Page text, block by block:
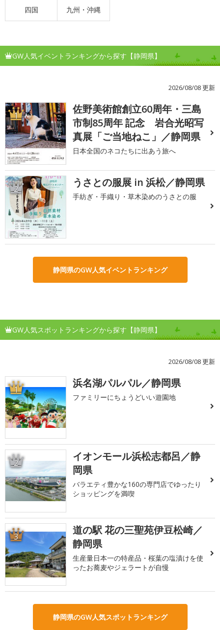
四国 九州・沖縄
GW人気イベントランキングから探す【静岡県】
2026/08/08 更新
1
佐野美術館創立60周年・三島
市制85周年 記念 岩合光昭写
真展「ご当地ねこ」／静岡県
日本全国のネコたちに出あう旅へ
2 うさとの服展 in 浜松／静岡県
手紡ぎ・手織り・草木染めのうさとの服
静岡県のGW人気イベントランキング
GW人気スポットランキングから探す【静岡県】
2026/08/08 更新
1 浜名湖パルパル／静岡県
ファミリーにちょうどいい遊園地
2
イオンモール浜松志都呂／静
岡県
バラエティ豊かな160の専門店でゆったり
ショッピングを満喫
3
道の駅 花の三聖苑伊豆松崎／
静岡県
生産量日本一の特産品・桜葉の塩漬けを使
ったお蕎麦やジェラートが自慢
静岡県のGW人気スポットランキング